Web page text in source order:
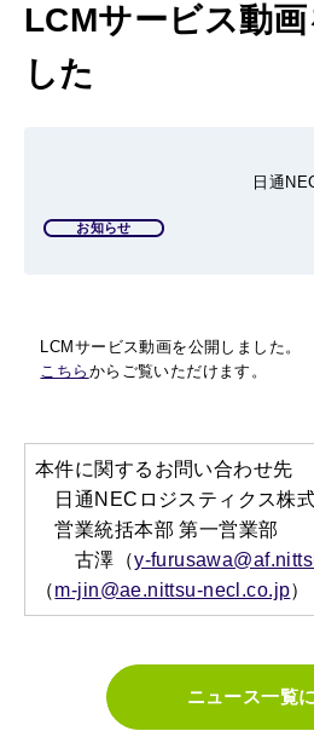
LCMサービス動画
した
お知らせ
日通
LCMサービス動画を公開しました。
こちら からご覧いただけます。
本件に関するお問い合わせ先
日通NECロジスティクス株
営業統括本部 第一営業部
古澤（y-
（m-jin@ae.nittsu-necl.co.jp）
ニュース一覧